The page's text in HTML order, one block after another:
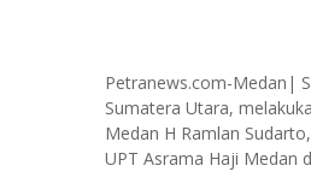
Petranews.com-Medan|
Sumatera Utara,
Medan H Ramlan
UPT Asrama Haji Medan